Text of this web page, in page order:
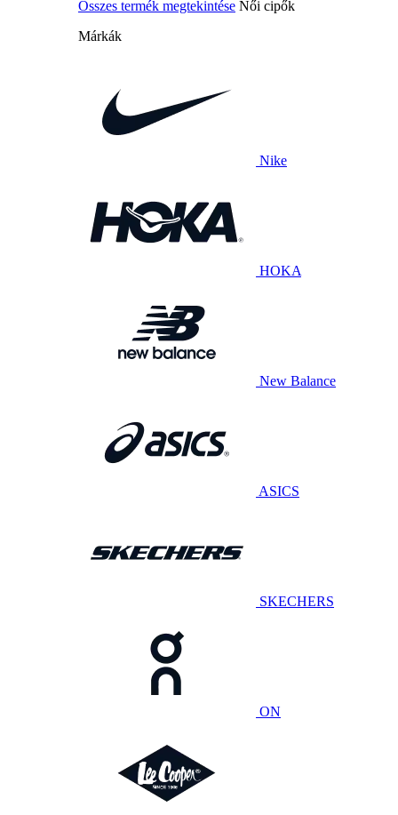
Összes termék megtekintése Női cipők
Márkák
Nike
HOKA
New Balance
ASICS
SKECHERS
ON